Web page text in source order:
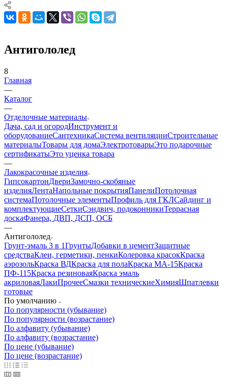
Антигололед
8
Главная
—
Каталог
—
Отделочные материалы
Дача, сад и огородИнструмент и
оборудованиеСантехникаСистема вентиляцииСтроительные
материалыТовары для домаЭлектротоварыЭто подарочные
сертификатыЭто уценка товара
—
Лакокрасочные изделия
ГипсокартонДвериЗамочно-скобяные
изделияЛентаНапольные покрытияПанелиПотолочная
системаПотолочные элементыПрофиль для ГКЛСайдинг и
комплектующиеСеткиСэндвич, подоконникиТеррасная
доскаФанера, ДВП, ДСП, ОСБ
—
Антигололед
Грунт-эмаль 3 в 1ГрунтыДобавки в цементЗащитные
средстваКлеи, герметики, пенкиКолеровка красокКраска
аэрозольКраска ВДКраска для полаКраска МА-15Краска
ПФ-115Краска резиноваяКраска эмаль
акриловаяЛакиПрочееСмазки техническиеХимияШпатлевки
готовые
По умолчанию
По популярности (убывание)
По популярности (возрастание)
По алфавиту (убывание)
По алфавиту (возрастание)
По цене (убывание)
По цене (возрастание)